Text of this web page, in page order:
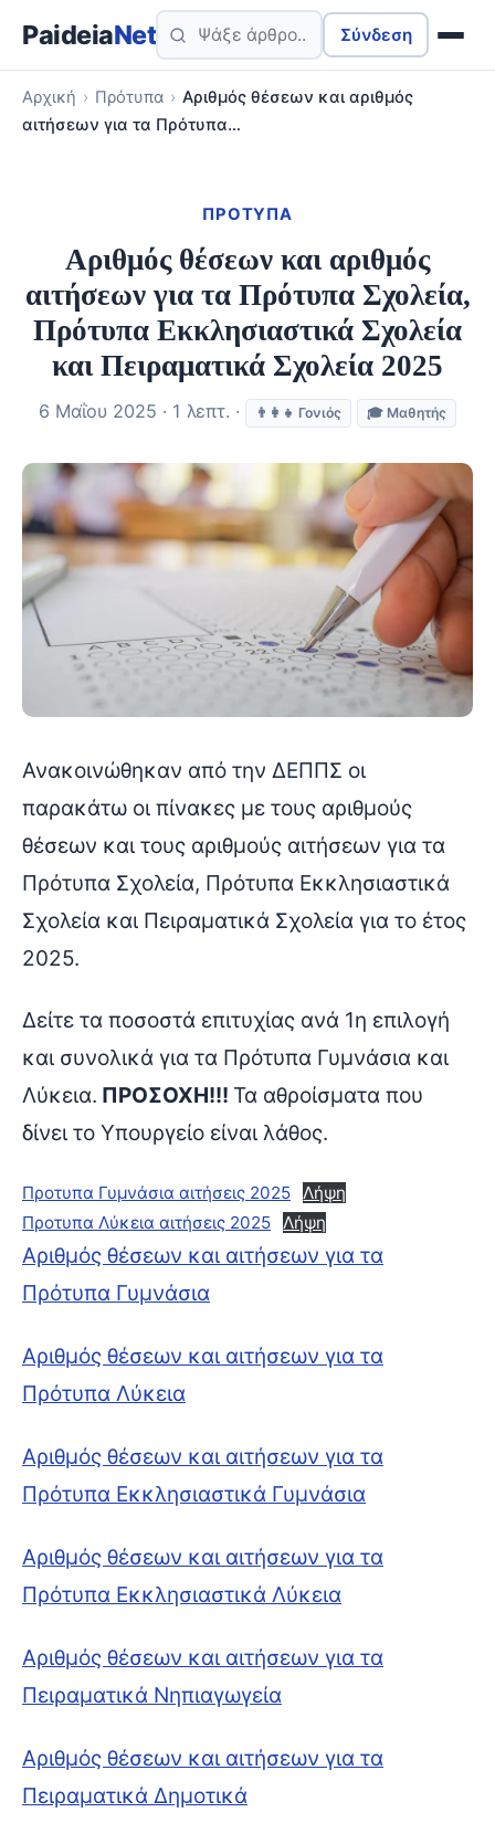
PaideiaNet Σύνδεση
Αρχική › Πρότυπα › Αριθμός θέσεων και αριθμός
αιτήσεων για τα Πρότυπα…
ΠΡΌΤΥΠΑ
Αριθμός θέσεων και αριθμός
αιτήσεων για τα Πρότυπα Σχολεία,
Πρότυπα Εκκλησιαστικά Σχολεία
και Πειραματικά Σχολεία 2025
6 Μαΐου 2025 · 1 λεπτ. · 👨‍👩‍👧 Γονιός 🎓 Μαθητής
Ανακοινώθηκαν από την ΔΕΠΠΣ οι
παρακάτω οι πίνακες με τους αριθμούς
θέσεων και τους αριθμούς αιτήσεων για τα
Πρότυπα Σχολεία, Πρότυπα Εκκλησιαστικά
Σχολεία και Πειραματικά Σχολεία για το έτος
2025.
Δείτε τα ποσοστά επιτυχίας ανά 1η επιλογή
και συνολικά για τα Πρότυπα Γυμνάσια και
Λύκεια. ΠΡΟΣΟΧΗ!!! Τα αθροίσματα που
δίνει το Υπουργείο είναι λάθος.
Προτυπα Γυμνάσια αιτήσεις 2025
Λήψη
Προτυπα Λύκεια αιτήσεις 2025
Λήψη
Αριθμός θέσεων και αιτήσεων για τα
Πρότυπα Γυμνάσια
Αριθμός θέσεων και αιτήσεων για τα
Πρότυπα Λύκεια
Αριθμός θέσεων και αιτήσεων για τα
Πρότυπα Εκκλησιαστικά Γυμνάσια
Αριθμός θέσεων και αιτήσεων για τα
Πρότυπα Εκκλησιαστικά Λύκεια
Αριθμός θέσεων και αιτήσεων για τα
Πειραματικά Νηπιαγωγεία
Αριθμός θέσεων και αιτήσεων για τα
Πειραματικά Δημοτικά